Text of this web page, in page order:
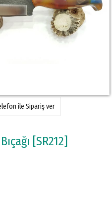
ile Sipariş ver
[SR212]